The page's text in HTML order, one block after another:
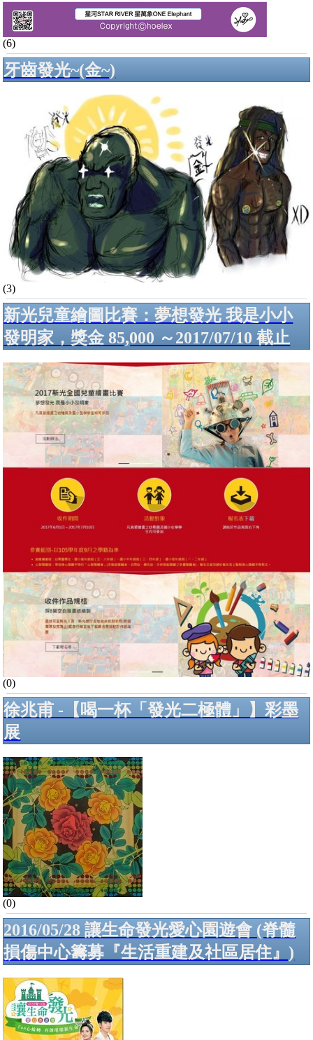
(6)
牙齒發光~(金~)
(3)
新光兒童繪圖比賽：夢想發光 我是小小
發明家，獎金 85,000 ～2017/07/10 截止
(0)
徐兆甫 -【喝一杯「發光二極體」】彩墨
展
(0)
2016/05/28 讓生命發光愛心園遊會 (脊髓
損傷中心籌募『生活重建及社區居住』)